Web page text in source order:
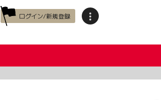
ログイン/新規登録